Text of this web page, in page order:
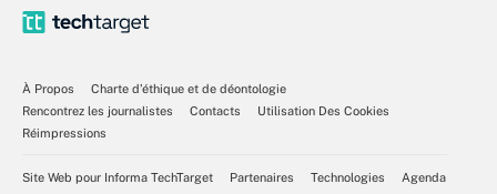
À Propos
Charte d’éthique et de déontologie
Rencontrez les journalistes
Contacts
Utilisation Des Cookies
Réimpressions
Site Web pour Informa TechTarget Partenaires Technologies
Agenda